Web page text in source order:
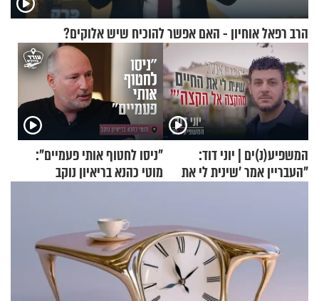
הרב רפאל אוחיון - האם אפשר להוכיח שיש אלוקים?
המשפיע(נ)ים | יוני דוד:
"העבריין אמר 'שינית לי את
"ניסו לחטוף אותי פעמיים":
מוטי כהנא בריאיון נוקב